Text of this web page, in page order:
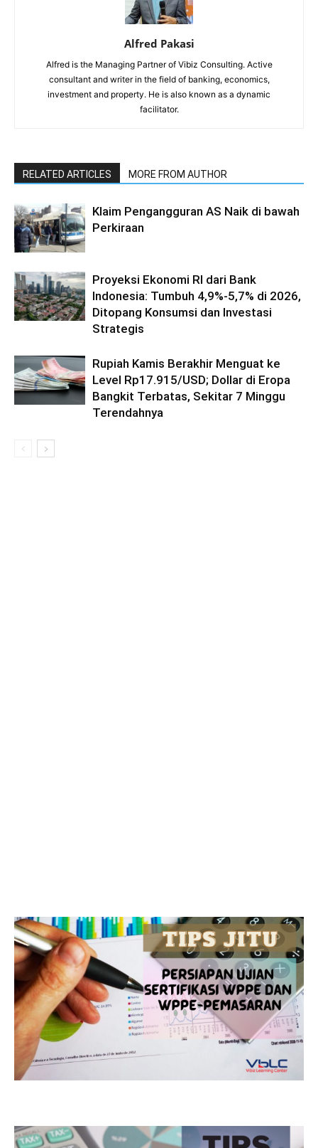
Alfred Pakasi
Alfred is the Managing Partner of Vibiz Consulting. Active
consultant and writer in the field of banking, economics,
investment and property. He is also known as a dynamic
facilitator.
RELATED ARTICLES MORE FROM AUTHOR
Klaim Pengangguran AS Naik di bawah
Perkiraan
Proyeksi Ekonomi RI dari Bank
Indonesia: Tumbuh 4,9%-5,7% di 2026,
Ditopang Konsumsi dan Investasi
Strategis
Rupiah Kamis Berakhir Menguat ke
Level Rp17.915/USD; Dollar di Eropa
Bangkit Terbatas, Sekitar 7 Minggu
Terendahnya